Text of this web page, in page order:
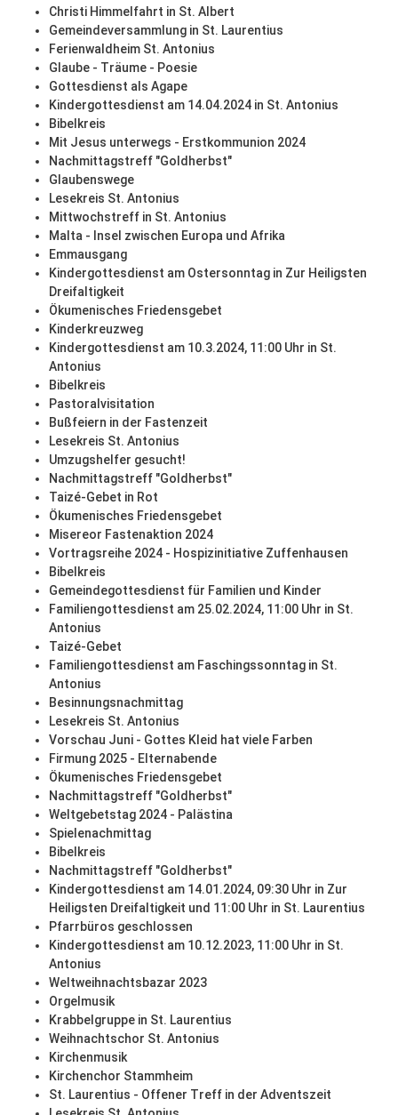
Christi Himmelfahrt in St. Albert
Gemeindeversammlung in St. Laurentius
Ferienwaldheim St. Antonius
Glaube - Träume - Poesie
Gottesdienst als Agape
Kindergottesdienst am 14.04.2024 in St. Antonius
Bibelkreis
Mit Jesus unterwegs - Erstkommunion 2024
Nachmittagstreff "Goldherbst"
Glaubenswege
Lesekreis St. Antonius
Mittwochstreff in St. Antonius
Malta - Insel zwischen Europa und Afrika
Emmausgang
Kindergottesdienst am Ostersonntag in Zur Heiligsten
Dreifaltigkeit
Ökumenisches Friedensgebet
Kinderkreuzweg
Kindergottesdienst am 10.3.2024, 11:00 Uhr in St.
Antonius
Bibelkreis
Pastoralvisitation
Bußfeiern in der Fastenzeit
Lesekreis St. Antonius
Umzugshelfer gesucht!
Nachmittagstreff "Goldherbst"
Taizé-Gebet in Rot
Ökumenisches Friedensgebet
Misereor Fastenaktion 2024
Vortragsreihe 2024 - Hospizinitiative Zuffenhausen
Bibelkreis
Gemeindegottesdienst für Familien und Kinder
Familiengottesdienst am 25.02.2024, 11:00 Uhr in St.
Antonius
Taizé-Gebet
Familiengottesdienst am Faschingssonntag in St.
Antonius
Besinnungsnachmittag
Lesekreis St. Antonius
Vorschau Juni - Gottes Kleid hat viele Farben
Firmung 2025 - Elternabende
Ökumenisches Friedensgebet
Nachmittagstreff "Goldherbst"
Weltgebetstag 2024 - Palästina
Spielenachmittag
Bibelkreis
Nachmittagstreff "Goldherbst"
Kindergottesdienst am 14.01.2024, 09:30 Uhr in Zur
Heiligsten Dreifaltigkeit und 11:00 Uhr in St. Laurentius
Pfarrbüros geschlossen
Kindergottesdienst am 10.12.2023, 11:00 Uhr in St.
Antonius
Weltweihnachtsbazar 2023
Orgelmusik
Krabbelgruppe in St. Laurentius
Weihnachtschor St. Antonius
Kirchenmusik
Kirchenchor Stammheim
St. Laurentius - Offener Treff in der Adventszeit